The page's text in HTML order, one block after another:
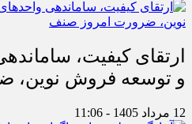
ارتقای کیفیت،
و توسعه فروش نوین،
12 مرداد 1405 - 11:06